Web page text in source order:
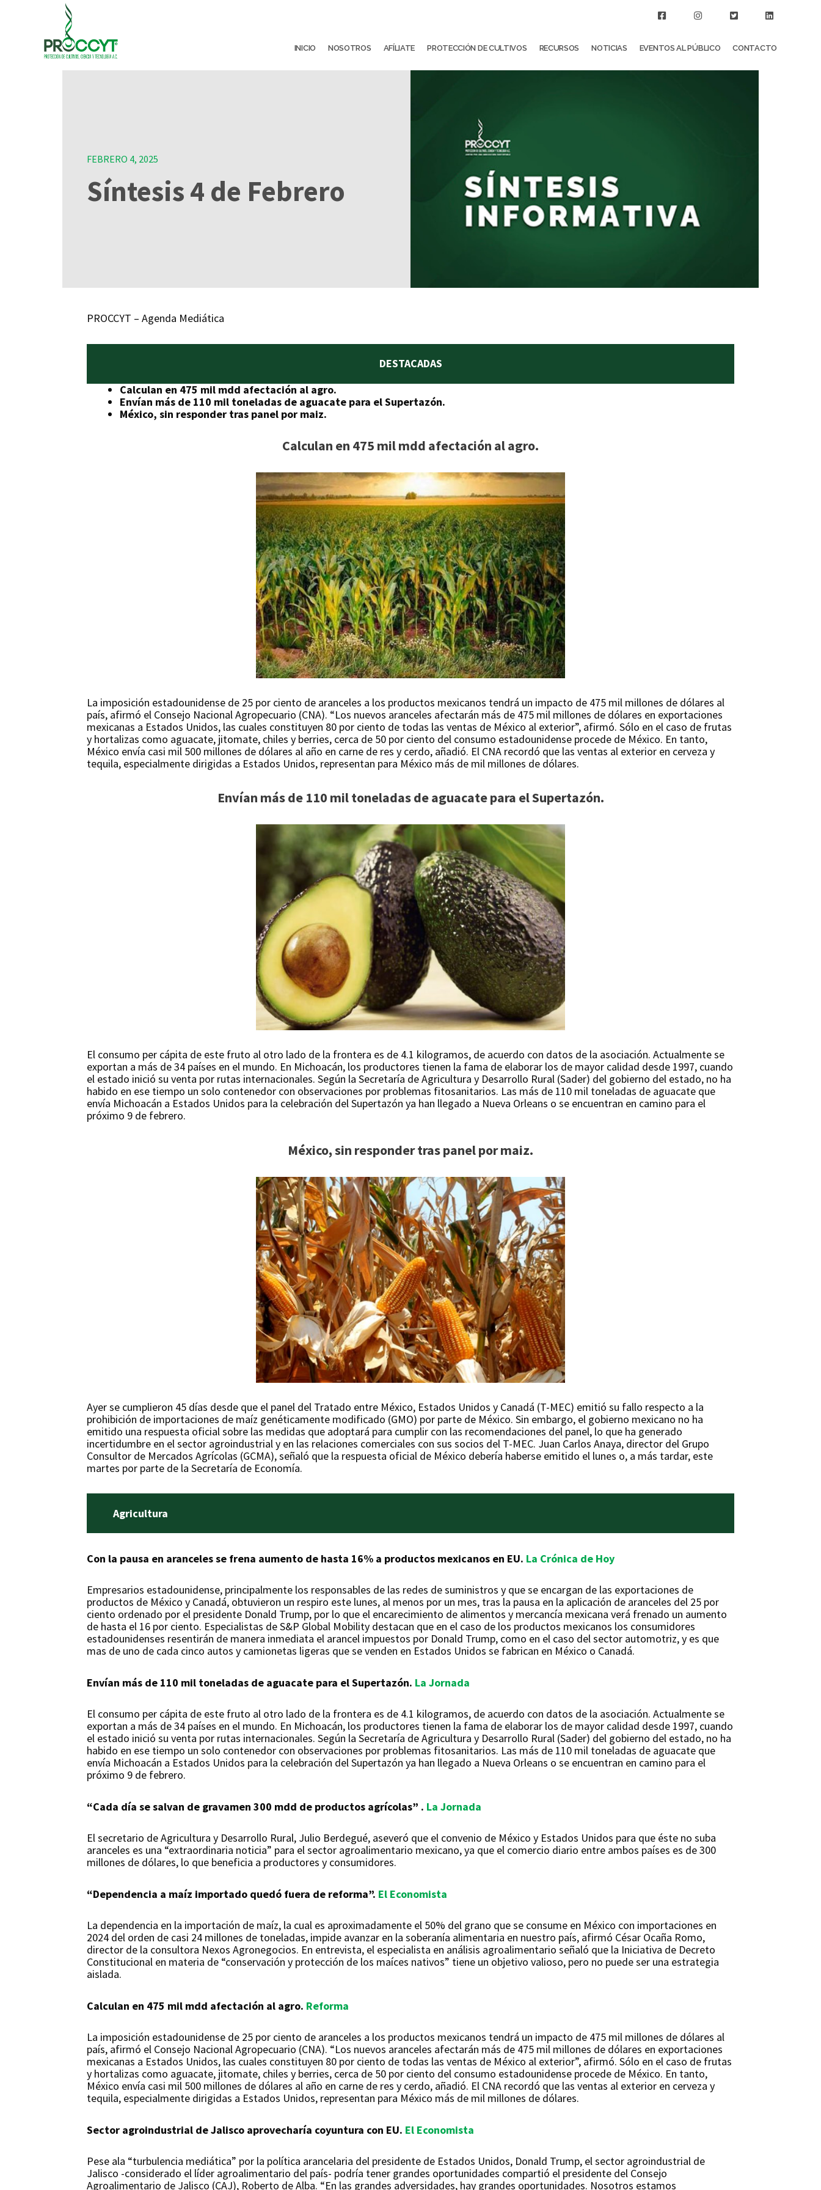
INICIO NOSOTROS AFÍLIATE PROTECCIÓN DE CULTIVOS RECURSOS NOTICIAS EVENTOS AL PÚBLICO CONTACTO
FEBRERO 4, 2025
Síntesis 4 de Febrero
PROCCYT – Agenda Mediática
DESTACADAS
Calculan en 475 mil mdd afectación al agro.
Envían más de 110 mil toneladas de aguacate para el Supertazón.
México, sin responder tras panel por maiz.
Calculan en 475 mil mdd afectación al agro.
La imposición estadounidense de 25 por ciento de aranceles a los productos mexicanos tendrá un impacto de 475 mil millones de dólares al
país, afirmó el Consejo Nacional Agropecuario (CNA). “Los nuevos aranceles afectarán más de 475 mil millones de dólares en exportaciones
mexicanas a Estados Unidos, las cuales constituyen 80 por ciento de todas las ventas de México al exterior”, afirmó. Sólo en el caso de frutas
y hortalizas como aguacate, jitomate, chiles y berries, cerca de 50 por ciento del consumo estadounidense procede de México. En tanto,
México envía casi mil 500 millones de dólares al año en carne de res y cerdo, añadió. El CNA recordó que las ventas al exterior en cerveza y
tequila, especialmente dirigidas a Estados Unidos, representan para México más de mil millones de dólares.
Envían más de 110 mil toneladas de aguacate para el Supertazón.
El consumo per cápita de este fruto al otro lado de la frontera es de 4.1 kilogramos, de acuerdo con datos de la asociación. Actualmente se
exportan a más de 34 países en el mundo. En Michoacán, los productores tienen la fama de elaborar los de mayor calidad desde 1997, cuando
el estado inició su venta por rutas internacionales. Según la Secretaría de Agricultura y Desarrollo Rural (Sader) del gobierno del estado, no ha
habido en ese tiempo un solo contenedor con observaciones por problemas fitosanitarios. Las más de 110 mil toneladas de aguacate que
envía Michoacán a Estados Unidos para la celebración del Supertazón ya han llegado a Nueva Orleans o se encuentran en camino para el
próximo 9 de febrero.
México, sin responder tras panel por maiz.
Ayer se cumplieron 45 días desde que el panel del Tratado entre México, Estados Unidos y Canadá (T-MEC) emitió su fallo respecto a la
prohibición de importaciones de maíz genéticamente modificado (GMO) por parte de México. Sin embargo, el gobierno mexicano no ha
emitido una respuesta oficial sobre las medidas que adoptará para cumplir con las recomendaciones del panel, lo que ha generado
incertidumbre en el sector agroindustrial y en las relaciones comerciales con sus socios del T-MEC. Juan Carlos Anaya, director del Grupo
Consultor de Mercados Agrícolas (GCMA), señaló que la respuesta oficial de México debería haberse emitido el lunes o, a más tardar, este
martes por parte de la Secretaría de Economía.
Agricultura
Con la pausa en aranceles se frena aumento de hasta 16% a productos mexicanos en EU. La Crónica de Hoy
Empresarios estadounidense, principalmente los responsables de las redes de suministros y que se encargan de las exportaciones de
productos de México y Canadá, obtuvieron un respiro este lunes, al menos por un mes, tras la pausa en la aplicación de aranceles del 25 por
ciento ordenado por el presidente Donald Trump, por lo que el encarecimiento de alimentos y mercancía mexicana verá frenado un aumento
de hasta el 16 por ciento. Especialistas de S&P Global Mobility destacan que en el caso de los productos mexicanos los consumidores
estadounidenses resentirán de manera inmediata el arancel impuestos por Donald Trump, como en el caso del sector automotriz, y es que
mas de uno de cada cinco autos y camionetas ligeras que se venden en Estados Unidos se fabrican en México o Canadá.
Envían más de 110 mil toneladas de aguacate para el Supertazón. La Jornada
El consumo per cápita de este fruto al otro lado de la frontera es de 4.1 kilogramos, de acuerdo con datos de la asociación. Actualmente se
exportan a más de 34 países en el mundo. En Michoacán, los productores tienen la fama de elaborar los de mayor calidad desde 1997, cuando
el estado inició su venta por rutas internacionales. Según la Secretaría de Agricultura y Desarrollo Rural (Sader) del gobierno del estado, no ha
habido en ese tiempo un solo contenedor con observaciones por problemas fitosanitarios. Las más de 110 mil toneladas de aguacate que
envía Michoacán a Estados Unidos para la celebración del Supertazón ya han llegado a Nueva Orleans o se encuentran en camino para el
próximo 9 de febrero.
“Cada día se salvan de gravamen 300 mdd de productos agrícolas” . La Jornada
El secretario de Agricultura y Desarrollo Rural, Julio Berdegué, aseveró que el convenio de México y Estados Unidos para que éste no suba
aranceles es una “extraordinaria noticia” para el sector agroalimentario mexicano, ya que el comercio diario entre ambos países es de 300
millones de dólares, lo que beneficia a productores y consumidores.
“Dependencia a maíz importado quedó fuera de reforma”. El Economista
La dependencia en la importación de maíz, la cual es aproximadamente el 50% del grano que se consume en México con importaciones en
2024 del orden de casi 24 millones de toneladas, impide avanzar en la soberanía alimentaria en nuestro país, afirmó César Ocaña Romo,
director de la consultora Nexos Agronegocios. En entrevista, el especialista en análisis agroalimentario señaló que la Iniciativa de Decreto
Constitucional en materia de “conservación y protección de los maíces nativos” tiene un objetivo valioso, pero no puede ser una estrategia
aislada.
Calculan en 475 mil mdd afectación al agro. Reforma
La imposición estadounidense de 25 por ciento de aranceles a los productos mexicanos tendrá un impacto de 475 mil millones de dólares al
país, afirmó el Consejo Nacional Agropecuario (CNA). “Los nuevos aranceles afectarán más de 475 mil millones de dólares en exportaciones
mexicanas a Estados Unidos, las cuales constituyen 80 por ciento de todas las ventas de México al exterior”, afirmó. Sólo en el caso de frutas
y hortalizas como aguacate, jitomate, chiles y berries, cerca de 50 por ciento del consumo estadounidense procede de México. En tanto,
México envía casi mil 500 millones de dólares al año en carne de res y cerdo, añadió. El CNA recordó que las ventas al exterior en cerveza y
tequila, especialmente dirigidas a Estados Unidos, representan para México más de mil millones de dólares.
Sector agroindustrial de Jalisco aprovecharía coyuntura con EU. El Economista
Pese ala “turbulencia mediática” por la política arancelaria del presidente de Estados Unidos, Donald Trump, el sector agroindustrial de
Jalisco -considerado el líder agroalimentario del país- podría tener grandes oportunidades compartió el presidente del Consejo
Agroalimentario de Jalisco (CAJ), Roberto de Alba. “En las grandes adversidades, hay grandes oportunidades. Nosotros estamos